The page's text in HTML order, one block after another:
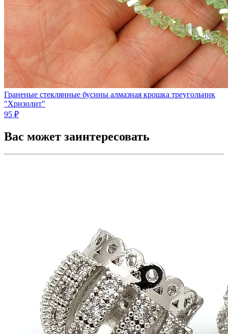
Граненые стеклянные бусины алмазная крошка треугольник
"Хризолит"
95 ₽
Вас может заинтересовать